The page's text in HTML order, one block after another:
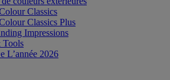
Classics
Classics Plus
Impressions
Tools
L’année 2026